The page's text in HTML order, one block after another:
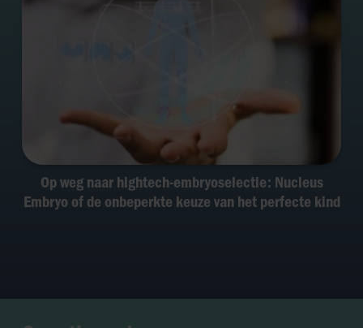
Op weg naar hightech-embryoselectie: Nucleus
Embryo of de onbeperkte keuze van het perfecte kind